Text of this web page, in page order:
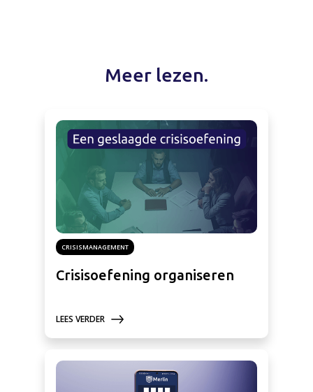
Meer lezen.
CRISISMANAGEMENT
Crisisoefening organiseren
LEES VERDER